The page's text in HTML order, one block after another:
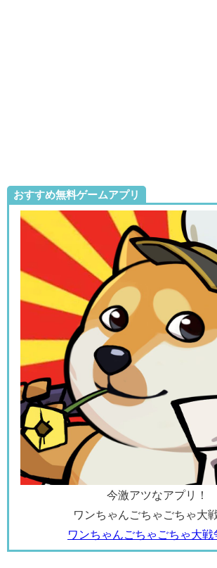
おすすめ無料ゲームアプリ
今激アツなアプリ！
ワンちゃんごちゃごちゃ大
ワンちゃんごちゃごちゃ大戦